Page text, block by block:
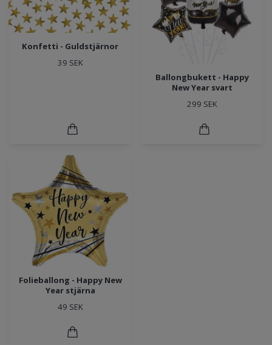
Konfetti - Guldstjärnor
39 SEK
Ballongbukett - Happy
New Year svart
299 SEK
Folieballong - Happy New
Year stjärna
49 SEK